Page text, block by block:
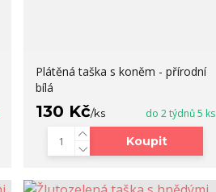
Plátěná taška s koněm - přírodní
bílá
130 Kč/ks do 2 týdnů 5 ks
Koupit